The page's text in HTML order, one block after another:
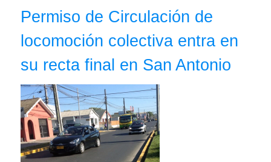
Permiso de Circulación de
locomoción colectiva entra en
su recta final en San Antonio